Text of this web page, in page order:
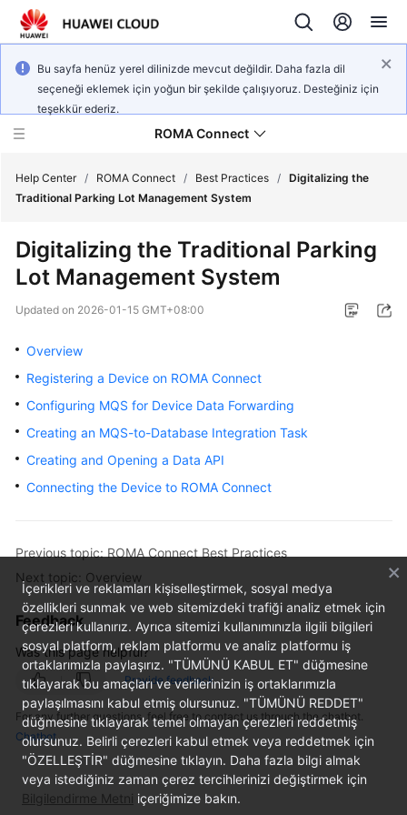
Bu sayfa henüz yerel dilinizde mevcut değildir. Daha fazla dil
seçeneği eklemek için yoğun bir şekilde çalışıyoruz. Desteğiniz için
teşekkür ederiz.
ROMA Connect
New
Overview
Billing
Getting
User
Guide
Practices
Developer
Guide
API
Reference
SDK
Reference
FAQs
Help Center / ROMA Connect / Best Practices / Digitalizing the
Traditional Parking Lot Management System
Digitalizing the Traditional Parking
Lot Management System
Updated on 2026-01-15 GMT+08:00
Overview
Registering a Device on ROMA Connect
Configuring MQS for Device Data Forwarding
Creating an MQS-to-Database Integration Task
Creating and Opening a Data API
Connecting the Device to ROMA Connect
Previous topic: ROMA Connect Best Practices
Next topic: Overview
Feedback
Was this page helpful?
Provide feedback
For any further questions, feel free to contact us through the chatbot.
Chatbot
İçerikleri ve reklamları kişiselleştirmek, sosyal medya
özellikleri sunmak ve web sitemizdeki trafiği analiz etmek için
çerezleri kullanırız. Ayrıca sitemizi kullanımınızla ilgili bilgileri
sosyal platform, reklam platformu ve analiz platformu iş
ortaklarımızla paylaşırız. "TÜMÜNÜ KABUL ET" düğmesine
tıklayarak bu amaçları ve verilerinizin iş ortaklarımızla
paylaşılmasını kabul etmiş olursunuz. "TÜMÜNÜ REDDET"
düğmesine tıklayarak temel olmayan çerezleri reddetmiş
olursunuz. Belirli çerezleri kabul etmek veya reddetmek için
"ÖZELLEŞTİR" düğmesine tıklayın. Daha fazla bilgi almak
veya istediğiniz zaman çerez tercihlerinizi değiştirmek için
Bilgilendirme Metni içeriğimize bakın.